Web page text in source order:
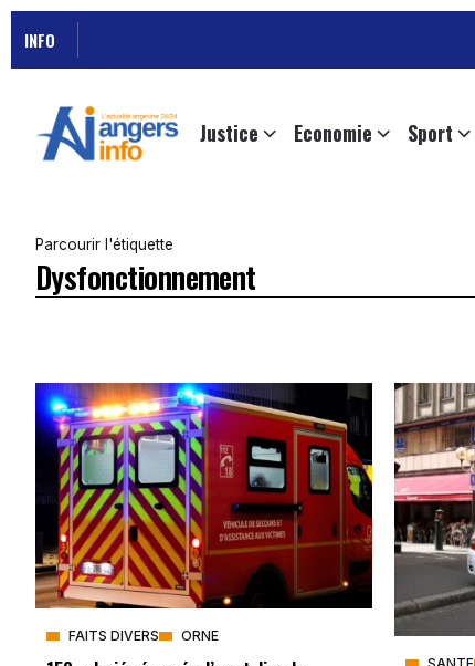
INFO
Justice Economie Sport
Parcourir l'étiquette
Dysfonctionnement
FAITS DIVERS ORNE